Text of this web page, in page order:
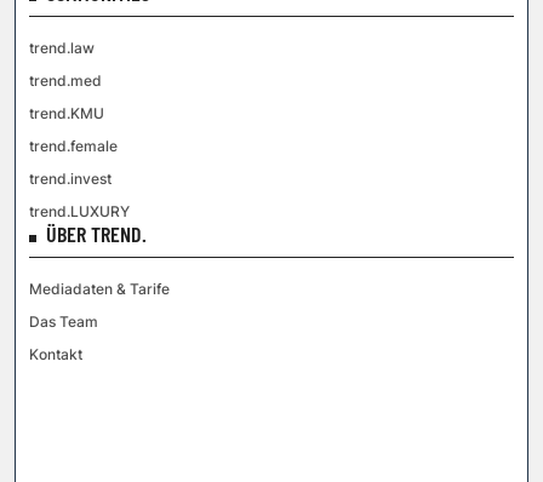
trend.law
trend.med
trend.KMU
trend.female
trend.invest
trend.LUXURY
ÜBER TREND.
Mediadaten & Tarife
Das Team
Kontakt